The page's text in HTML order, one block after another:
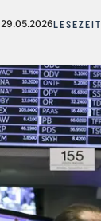
29.05.2026LESEZEIT